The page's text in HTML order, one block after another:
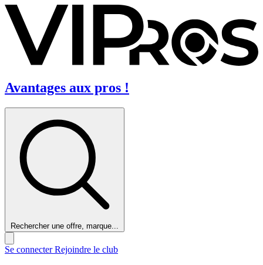
Avantages aux pros !
Rechercher une offre, marque...
Se connecterRejoindre le club